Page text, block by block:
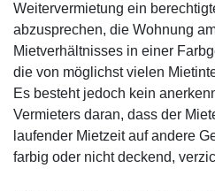
Weitervermietung ein
abzusprechen, die Wohnung
Mietverhältnisses in einer
die von möglichst vielen
Es besteht jedoch kein
Vermieters daran, dass der
laufender Mietzeit auf andere
farbig oder nicht deckend,